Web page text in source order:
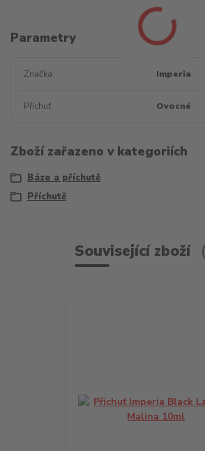
Parametry
Značka Imperia
Příchuť Ovocné
Zboží zařazeno v kategoriích
Báze a příchutě
Příchutě
Související zboží